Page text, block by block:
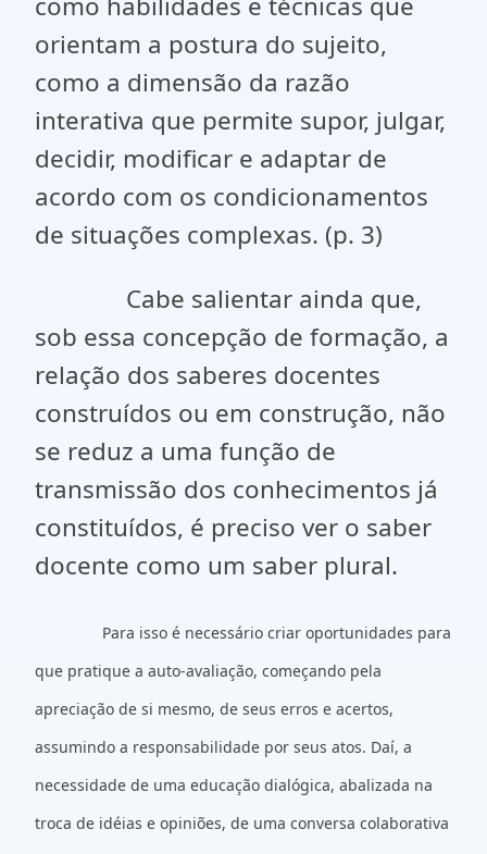
orientam a postura do sujeito,
como a dimensão da razão
interativa que permite supor, julgar,
decidir, modificar e adaptar de
acordo com os condicionamentos
de situações complexas. (p. 3)
Cabe salientar ainda que,
sob essa concepção de formação, a
relação dos saberes docentes
construídos ou em construção, não
se reduz a uma função de
transmissão dos conhecimentos já
constituídos, é preciso ver o saber
docente como um saber plural.
Para isso é necessário criar oportunidades para
que pratique a auto-avaliação, começando pela
apreciação de si mesmo, de seus erros e acertos,
assumindo a responsabilidade por seus atos. Daí, a
necessidade de uma educação dialógica, abalizada na
troca de idéias e opiniões, de uma conversa colaborativa